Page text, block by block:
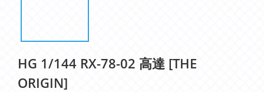
HG 1/144 RX-78-02 高達 [THE
ORIGIN]